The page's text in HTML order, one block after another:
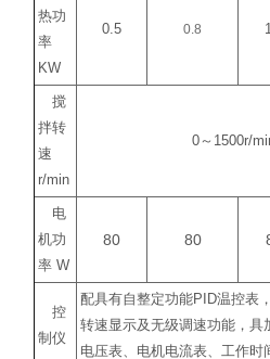
热功
率
KW
0.5 0.8
搅
拌转
速
r/min
0～ 1500r/
电
机功
率 W
80 80
控
制仪
配具有自整定功能PID温控表
转速显示及无级调速功能，
电压表、电机电流表、工作时